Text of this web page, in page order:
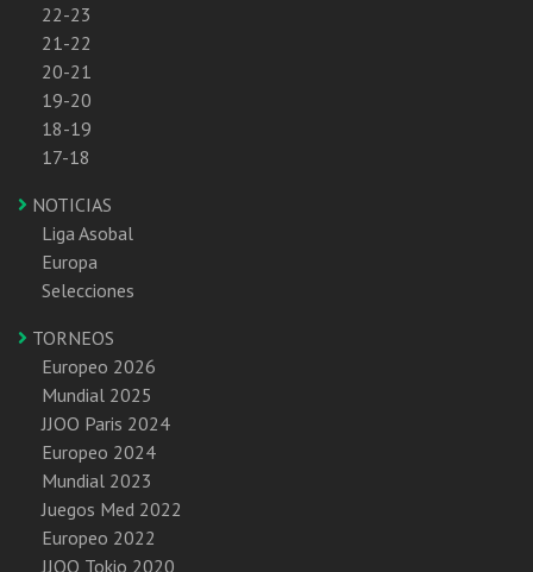
22-23
21-22
20-21
19-20
18-19
17-18
NOTICIAS
Liga Asobal
Europa
Selecciones
TORNEOS
Europeo 2026
Mundial 2025
JJOO Paris 2024
Europeo 2024
Mundial 2023
Juegos Med 2022
Europeo 2022
JJOO Tokio 2020